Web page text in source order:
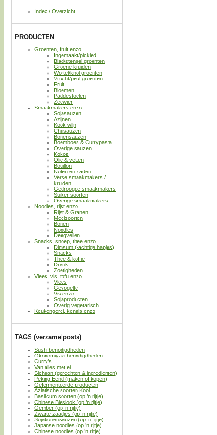
Index / Overzicht
PRODUCTEN
Groenten, fruit enzo
Ingemaakt/pickled
Blad/stengel groenten
Groene kruiden
Wortel/knol groenten
Vrucht/peul groenten
Fruit
Bloemen
Paddestoelen
Zeewier
Smaakmakers enzo
Sojasauzen
Azijnen
Kook wijn
Chilisauzen
Bonensauzen
Boemboes & Currypasta
Overige sauzen
Kokos
Olie & vetten
Bouillon
Noten en zaden
Verse smaakmakers /
kruiden
Gedroogde smaakmakers
Suiker soorten
Overige smaakmakers
Noodles, rijst enzo
Rijst & Granen
Meelsoorten
Bonen
Noodles
Deegvellen
Snacks, snoep, thee enzo
Dimsum (-achtige hapjes)
Snacks
Thee & koffie
Drank
Zoetigheden
Vlees, vis, tofu enzo
Vlees
Gevogelte
Vis enzo
Sojaproducten
Overig vegetarisch
Keukengerei, kennis enzo
TAGS (verzamelposts)
Sushi benodigdheden
Okonomiyaki benodigdheden
Curry’s
Van alles met ei
Sichuan (gerechten & ingredienten)
Peking Eend (maken of kopen)
Gefermenteerde producten
Aziatische soorten Kool
Basilicum soorten (op ’n rijtje)
Chinese Bieslook (op ’n rijtje)
Gember (op ’n rijtje)
Zwarte zaadjes (op ’n rijtje)
Sojabonensauzen (op ’n rijtje)
Japanse noodles (op ’n rijtje)
Chinese noodles (op ’n rijtje)